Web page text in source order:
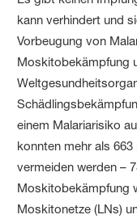
kann verhindert und
Vorbeugung von
Moskitobekämpfung
einem Malariarisiko
konnten mehr als
vermeiden werden –
Moskitobekämpfung
Moskitonetze (LNs)